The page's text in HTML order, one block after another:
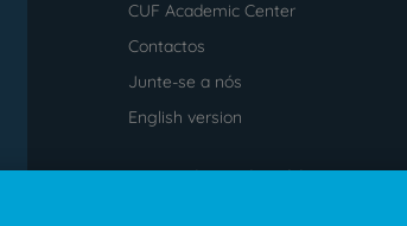
CUF Academic Center
Contactos
Junte-se a nós
English version
Intermediação de Crédito